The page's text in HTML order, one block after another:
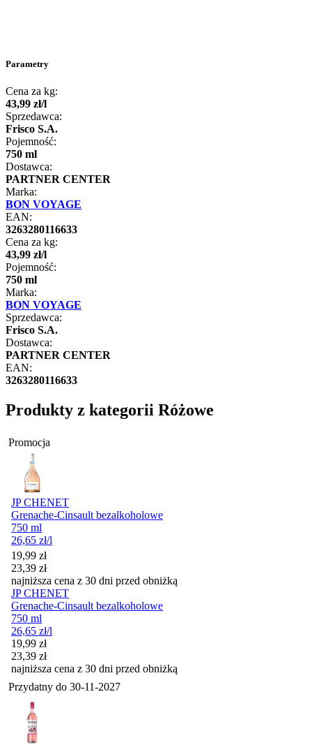
Parametry
Cena za kg:
43,99 zł/l
Sprzedawca:
Frisco S.A.
Pojemność:
750 ml
Dostawca:
PARTNER CENTER
Marka:
BON VOYAGE
EAN:
3263280116633
Cena za kg:
43,99 zł/l
Pojemność:
750 ml
Marka:
BON VOYAGE
Sprzedawca:
Frisco S.A.
Dostawca:
PARTNER CENTER
EAN:
3263280116633
Produkty z kategorii Różowe
Promocja
JP CHENET
Grenache-Cinsault bezalkoholowe
750 ml
26,65 zł/l
Cena promocyjna
19,99 zł
23,39 zł
najniższa cena z 30 dni przed obniżką
JP CHENET
Grenache-Cinsault bezalkoholowe
750 ml
26,65 zł/l
Cena promocyjna
19,99 zł
23,39 zł
najniższa cena z 30 dni przed obniżką
Przydatny do 30-11-2027